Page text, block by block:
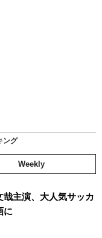
ング
Weekly
哉主演、大人気サッカ
に